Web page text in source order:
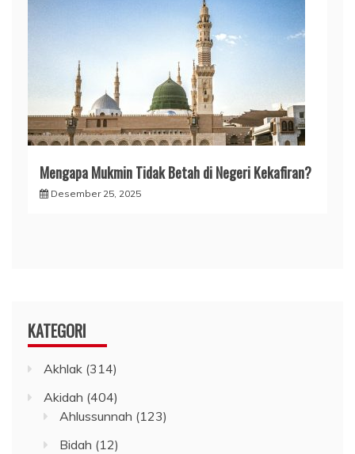
Mengapa Mukmin Tidak Betah di Negeri Kekafiran?
Desember 25, 2025
KATEGORI
Akhlak (314)
Akidah (404)
Ahlussunnah (123)
Bidah (12)